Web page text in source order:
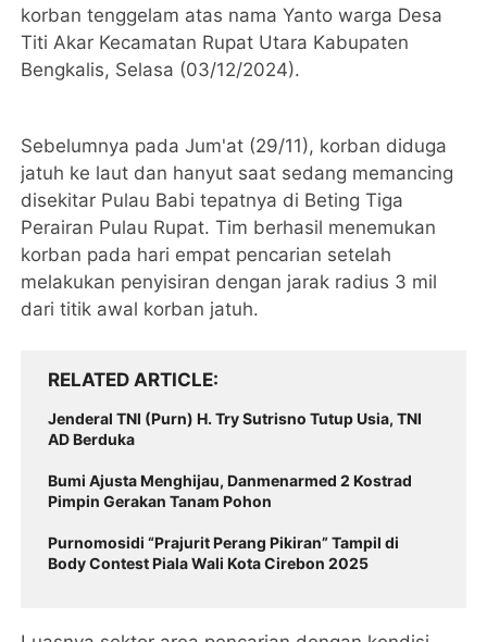
korban tenggelam atas nama Yanto warga Desa
Titi Akar Kecamatan Rupat Utara Kabupaten
Bengkalis, Selasa (03/12/2024).
Sebelumnya pada Jum'at (29/11), korban diduga
jatuh ke laut dan hanyut saat sedang memancing
disekitar Pulau Babi tepatnya di Beting Tiga
Perairan Pulau Rupat. Tim berhasil menemukan
korban pada hari empat pencarian setelah
melakukan penyisiran dengan jarak radius 3 mil
dari titik awal korban jatuh.
RELATED ARTICLE
Jenderal TNI (Purn) H. Try Sutrisno Tutup Usia, TNI
AD Berduka
Bumi Ajusta Menghijau, Danmenarmed 2 Kostrad
Pimpin Gerakan Tanam Pohon
Purnomosidi “Prajurit Perang Pikiran” Tampil di
Body Contest Piala Wali Kota Cirebon 2025